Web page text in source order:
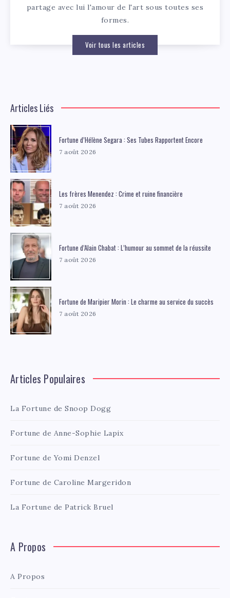
partage avec lui l'amour de l'art sous toutes ses
formes.
Voir tous les articles
Articles Liés
Fortune d’Hélène Segara : Ses Tubes Rapportent Encore
7 août 2026
Les frères Menendez : Crime et ruine financière
7 août 2026
Fortune d’Alain Chabat : L’humour au sommet de la réussite
7 août 2026
Fortune de Maripier Morin : Le charme au service du succès
7 août 2026
Articles Populaires
La Fortune de Snoop Dogg
Fortune de Anne-Sophie Lapix
Fortune de Yomi Denzel
Fortune de Caroline Margeridon
La Fortune de Patrick Bruel
A Propos
A Propos